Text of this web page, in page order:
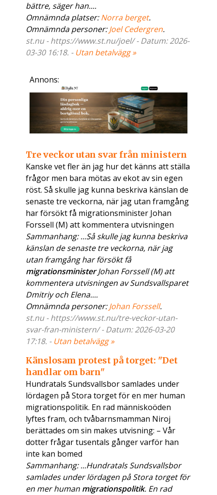
bättre, säger han....
Omnämnda platser:Norra berget.
Omnämnda personer:Joel Cedergren.
st.nu - https://www.st.nu/joel/ - Datum: 2026-
03-30 16:18. - Utan betalvägg »
Annons:
Tre veckor utan svar från ministern
Kanske vet fler än jag hur det känns att ställa
frågor men bara mötas av ekot av sin egen
röst. Så skulle jag kunna beskriva känslan de
senaste tre veckorna, när jag utan framgång
har försökt få migrationsminister Johan
Forssell (M) att kommentera utvisningen
Sammanhang: ...Så skulle jag kunna beskriva
känslan de senaste tre veckorna, när jag
utan framgång har försökt få
migrationsministerJohan Forssell (M) att
kommentera utvisningen av Sundsvallsparet
Dmitriy och Elena....
Omnämnda personer:Johan Forssell.
st.nu - https://www.st.nu/tre-veckor-utan-
svar-fran-ministern/ - Datum: 2026-03-20
17:18. - Utan betalvägg »
Känslosam protest på torget: "Det
handlar om barn"
Hundratals Sundsvallsbor samlades under
lördagen på Stora torget för en mer human
migrationspolitik. En rad människoöden
lyftes fram, och tvåbarnsmamman Niroj
berättades om sin makes utvisning: – Vår
dotter frågar tusentals gånger varför han
inte kan bomed
Sammanhang: ...Hundratals Sundsvallsbor
samlades under lördagen på Stora torget för
en mer human migrationspolitik. En rad